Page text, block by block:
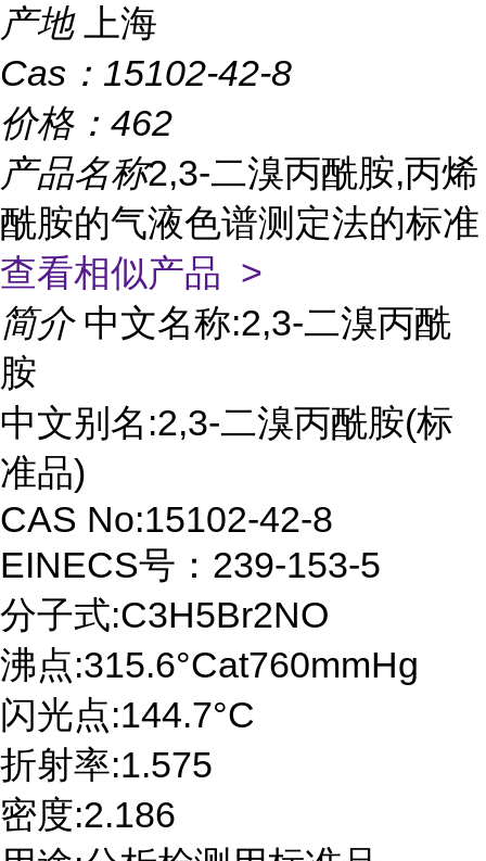
产地
上海
Cas： 15102-42-8
价格： 462
产品名称2,3-二溴丙酰胺,丙烯
酰胺的气液色谱测定法的标准
查看相似产品 >
简介 中文名称:2,3-二溴丙酰
胺
中文别名:2,3-二溴丙酰胺(标
准品)
CAS No:15102-42-8
EINECS号：239-153-5
分子式:C3H5Br2NO
沸点:315.6°Cat760mmHg
闪光点:144.7°C
折射率:1.575
密度:2.186